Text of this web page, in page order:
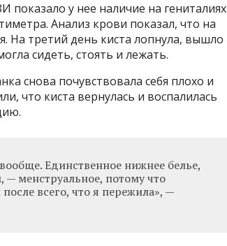
показало у нее наличие на гениталиях
Анализ крови показал, что на
На третий день киста лопнула, вышло
сидеть, стоять и лежать.
снова почувствовала себя плохо и
что киста вернулась и воспалилась
Единственное нижнее белье,
— менструальное, потому что
всего, что я пережила», —